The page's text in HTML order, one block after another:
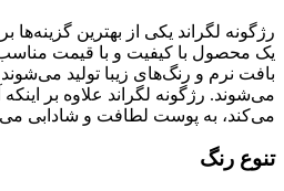
رژگونه لگراند یکی از بهترین
یک محصول با کیفیت و با قیمت مناسب
بافت نرم و رنگ‌های زیبا تولید
می‌شوند. رژگونه لگراند علاوه بر
می‌کند، به پوست لطافت و شادابی
تنوع رنگ